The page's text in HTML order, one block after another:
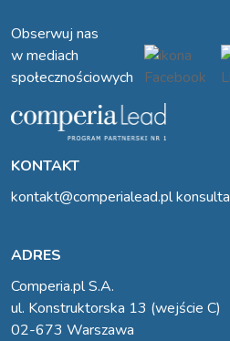
Obserwuj nas
w mediach
społecznościowych
ADRES
Comperia.pl S.A.
ul. Konstruktorska 13 (wejście C)
02-673 Warszawa
KONTAKT
kontakt@comperialead.pl